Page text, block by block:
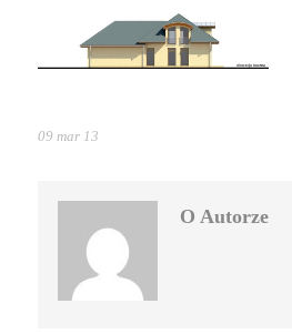
09 mar 13
O Autorze